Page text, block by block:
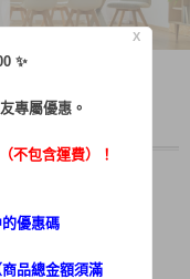
X
✨
專屬優惠。
不包含運費）！
優惠碼
品總金額須滿